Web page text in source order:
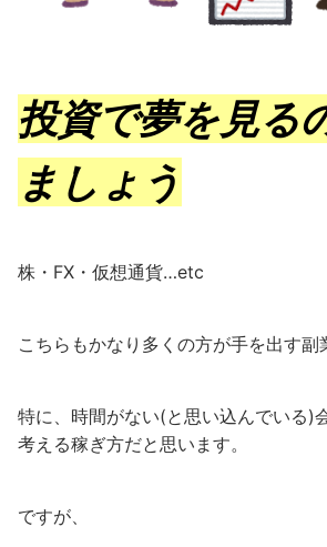
投資で夢を見る
ましょう
株・FX・仮想通貨…etc
こちらもかなり多くの方が手を出す副
特に、時間がない(と思い込んでいる)
考える稼ぎ方だと思います。
ですが、